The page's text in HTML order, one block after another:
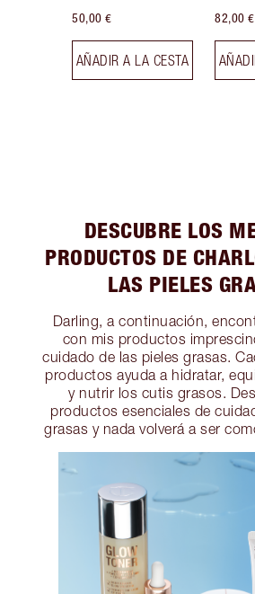
50,00 €
AÑADIR A LA CESTA
82,00 €
DESCUBRE LOS
PRODUCTOS DE
LAS PIELES
Darling, a continuación,
con mis productos
cuidado de las pieles grasas.
productos ayuda a hidratar,
y nutrir los cutis grasos.
productos esenciales de
grasas y nada volverá a ser